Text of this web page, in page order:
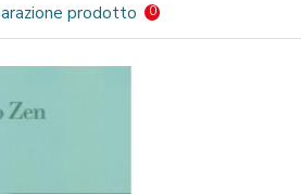
prodotto 0